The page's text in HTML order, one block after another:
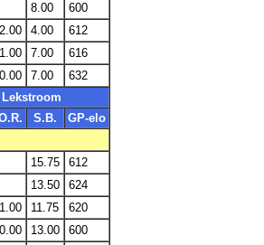
8.00
600
2.00 4.00
612
1.00 7.00
616
0.00 7.00
632
Lekstroom
S.B.
GP-elo
15.75
612
13.50
624
1.00 11.75
620
0.00 13.00
600